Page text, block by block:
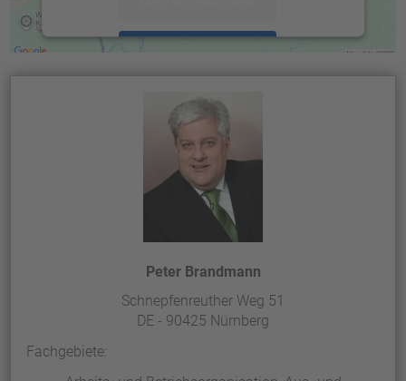
Management Platform
Peter Brandmann
Schnepfenreuther Weg 51
DE - 90425 Nürnberg
Fachgebiete: